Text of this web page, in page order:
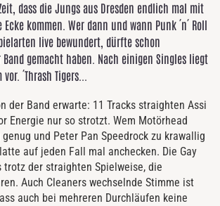
dass die Jungs aus Dresden endlich mal mit
kommen. Wer dann und wann Punk ´n´ Roll
live bewundert, dürfte schon
gemacht haben. Nach einigen Singles liegt
´Thrash Tigers...
der Band erwarte: 11 Tracks straighten Assi
Energie nur so strotzt. Wem Motörhead
und Peter Pan Speedrock zu krawallig
auf jeden Fall mal anchecken. Die Gay
trotz der straighten Spielweise, die
Auch Cleaners wechselnde Stimme ist
auch bei mehreren Durchläufen keine